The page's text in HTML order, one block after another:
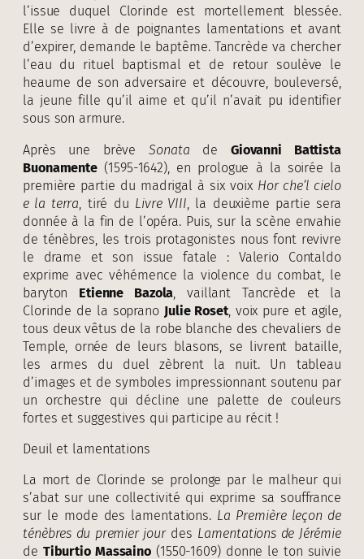
l’issue duquel Clorinde est mortellement blessée.
Elle se livre à de poignantes lamentations et avant
d’expirer, demande le baptême. Tancrède va chercher
l’eau du rituel baptismal et de retour soulève le
heaume de son adversaire et découvre, bouleversé,
la jeune fille qu’il aime et qu’il n’avait pu identifier
sous son armure.
Après une brèveSonata de Giovanni Battista
Buonamente (1595-1642), en prologue à la soirée la
première partie du madrigal à six voix Hor che’l cielo
e la terra , tiré du Livre VIII , la deuxième partie sera
donnée à la fin de l’opéra. Puis, sur la scène envahie
de ténèbres, les trois protagonistes nous font revivre
le drame et son issue fatale : Valerio Contaldo
exprime avec véhémence la violence du combat, le
baryton Etienne Bazola , vaillant Tancrède et la
Clorinde de la soprano Julie Roset, voix pure et agile,
tous deux vêtus de la robe blanche des chevaliers de
Temple, ornée de leurs blasons, se livrent bataille,
les armes du duel zèbrent la nuit. Un tableau
d’images et de symboles impressionnant soutenu par
un orchestre qui décline une palette de couleurs
fortes et suggestives qui participe au récit !
Deuil et lamentations
La mort de Clorinde se prolonge par le malheur qui
s’abat sur une collectivité qui exprime sa souffrance
sur le mode des lamentations. La Première leçon de
ténèbres du premier jourdes Lamentations de Jérémie
de Tiburtio Massaino (1550-1609) donne le ton suivie